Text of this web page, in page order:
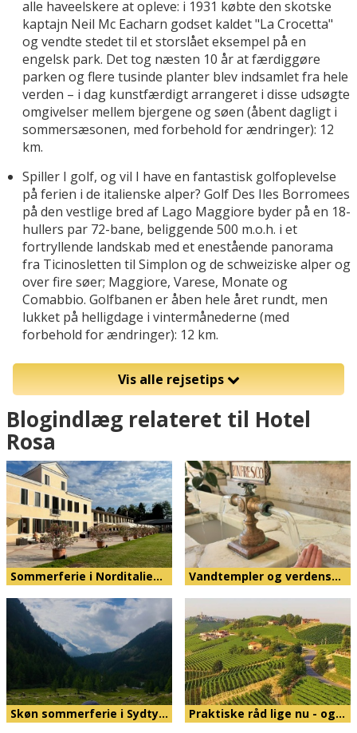
alle haveelskere at opleve: i 1931 købte den skotske
kaptajn Neil Mc Eacharn godset kaldet "La Crocetta"
og vendte stedet til et storslået eksempel på en
engelsk park. Det tog næsten 10 år at færdiggøre
parken og flere tusinde planter blev indsamlet fra hele
verden – i dag kunstfærdigt arrangeret i disse udsøgte
omgivelser mellem bjergene og søen (åbent dagligt i
sommersæsonen, med forbehold for ændringer): 12
km.
Spiller I golf, og vil I have en fantastisk golfoplevelse
på ferien i de italienske alper? Golf Des Iles Borromees
på den vestlige bred af Lago Maggiore byder på en 18-
hullers par 72-bane, beliggende 500 m.o.h. i et
fortryllende landskab med et enestående panorama
fra Ticinosletten til Simplon og de schweiziske alper og
over fire søer; Maggiore, Varese, Monate og
Comabbio. Golfbanen er åben hele året rundt, men
lukket på helligdage i vintermånederne (med
forbehold for ændringer): 12 km.
Vis alle rejsetips
Blogindlæg relateret til Hotel
Rosa
Sommerferie i Norditalie… Vandtempler og verdens…
Skøn sommerferie i Sydty… Praktiske råd lige nu - og…